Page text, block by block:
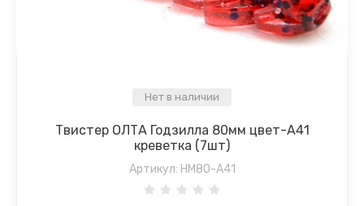
Нет в наличии
Твистер ОЛТА Годзилла 80мм цвет-A41
креветка (7шт)
Артикул: HM80-A41